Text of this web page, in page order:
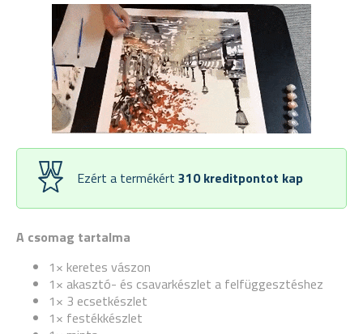
A csomag tartalma
1× keretes vászon
1× akasztó- és csavarkészlet a felfüggesztéshez
1× 3 ecsetkészlet
1× festékkészlet
Ezért a termékért 310 kreditpontot kap